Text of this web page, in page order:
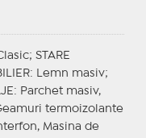
STARE
: Lemn masiv;
: Parchet masiv,
termoizolante
Masina de